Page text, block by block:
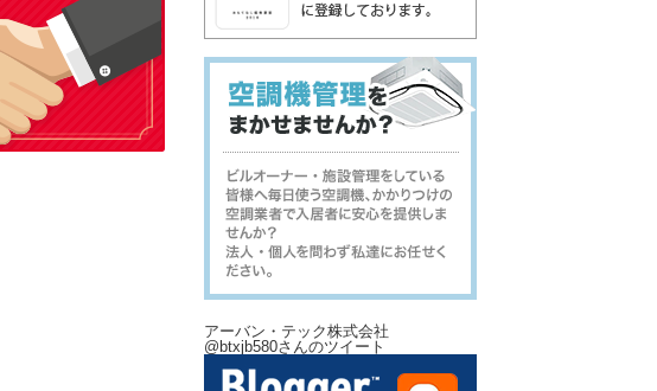
アーバン・テック株式会社
@btxjb580さんのツイート